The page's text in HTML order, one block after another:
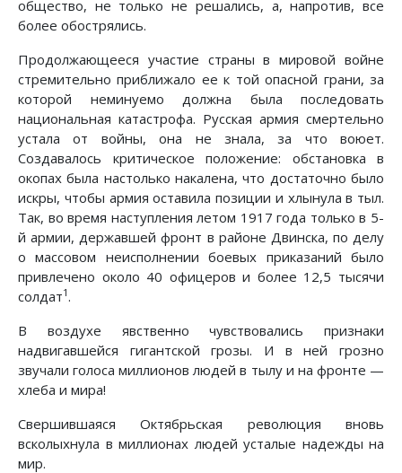
общество, не только не решались, а, напротив, все
более обострялись.
Продолжающееся участие страны в мировой войне
стремительно приближало ее к той опасной грани, за
которой неминуемо должна была последовать
национальная катастрофа. Русская армия смертельно
устала от войны, она не знала, за что воюет.
Создавалось критическое положение: обстановка в
окопах была настолько накалена, что достаточно было
искры, чтобы армия оставила позиции и хлынула в тыл.
Так, во время наступления летом 1917 года только в 5-
й армии, державшей фронт в районе Двинска, по делу
о массовом неисполнении боевых приказаний было
привлечено около 40 офицеров и более 12,5 тысячи
солдат1 .
В воздухе явственно чувствовались признаки
надвигавшейся гигантской грозы. И в ней грозно
звучали голоса миллионов людей в тылу и на фронте —
хлеба и мира!
Свершившаяся Октябрьская революция вновь
всколыхнула в миллионах людей усталые надежды на
мир.